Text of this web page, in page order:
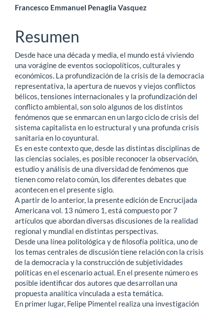
Contenido
principal
del
artículo
Francesco Emmanuel Penaglia Vasquez
Resumen
Desde hace una década y media, el mundo está viviendo
una vorágine de eventos sociopolíticos, culturales y
económicos. La profundización de la crisis de la democracia
representativa, la apertura de nuevos y viejos conflictos
bélicos, tensiones internacionales y la profundización del
conflicto ambiental, son solo algunos de los distintos
fenómenos que se enmarcan en un largo ciclo de crisis del
sistema capitalista en lo estructural y una profunda crisis
sanitaria en lo coyuntural.
Es en este contexto que, desde las distintas disciplinas de
las ciencias sociales, es posible reconocer la observación,
estudio y análisis de una diversidad de fenómenos que
tienen como relato común, los diferentes debates que
acontecen en el presente siglo.
A partir de lo anterior, la presente edición de Encrucijada
Americana vol. 13 número 1, está compuesto por 7
artículos que abordan diversas discusiones de la realidad
regional y mundial en distintas perspectivas.
Desde una línea politológica y de filosofía política, uno de
los temas centrales de discusión tiene relación con la crisis
de la democracia y la construcción de subjetividades
políticas en el escenario actual. En el presente número es
posible identificar dos autores que desarrollan una
propuesta analítica vinculada a esta temática.
En primer lugar, Felipe Pimentel realiza una investigación